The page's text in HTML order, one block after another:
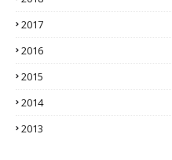
2017
2016
2015
2014
2013